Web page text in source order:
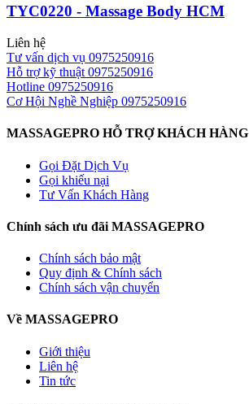
TYC0220 - Massage Body HCM
Liên hệ
Tư vấn dịch vụ 0975250916
Hỗ trợ kỹ thuật 0975250916
Hotline 0975250916
Cơ Hội Nghề Nghiệp 0975250916
MASSAGEPRO HỖ TRỢ KHÁCH HÀNG
Gọi Đặt Dịch Vụ
Gọi khiếu nại
Tư Vấn Khách Hàng
Chính sách ưu đãi MASSAGEPRO
Chính sách bảo mật
Quy định & Chính sách
Chính sách vận chuyển
Về MASSAGEPRO
Giới thiệu
Liên hệ
Tin tức